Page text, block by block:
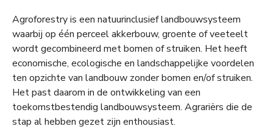
Agroforestry is een natuurinclusief landbouwsysteem
waarbij op één perceel akkerbouw, groente of veeteelt
wordt gecombineerd met bomen of struiken. Het heeft
economische, ecologische en landschappelijke voordelen
ten opzichte van landbouw zonder bomen en/of struiken.
Het past daarom in de ontwikkeling van een
toekomstbestendig landbouwsysteem. Agrariërs die de
stap al hebben gezet zijn enthousiast.